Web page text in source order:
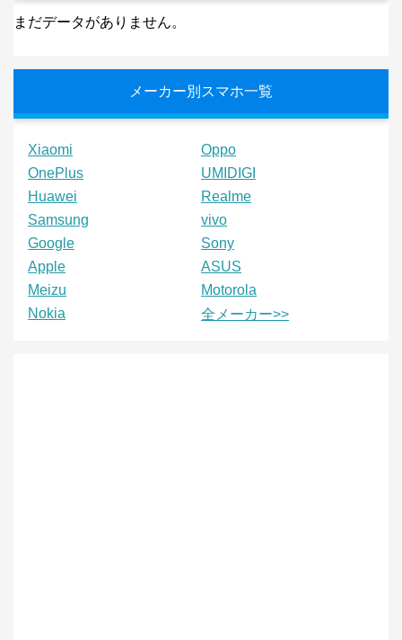
まだデータがありません。
メーカー別スマホ一覧
Xiaomi
Oppo
OnePlus
UMIDIGI
Huawei
Realme
Samsung
vivo
Google
Sony
Apple
ASUS
Meizu
Motorola
Nokia
全メーカー>>